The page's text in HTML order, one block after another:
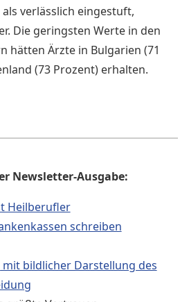
verlässlich eingestuft,
Die geringsten Werte in den
hätten Ärzte in Bulgarien (71
(73 Prozent) erhalten.
Newsletter-Ausgabe:
Heilberufler
schreiben
bildlicher Darstellung des